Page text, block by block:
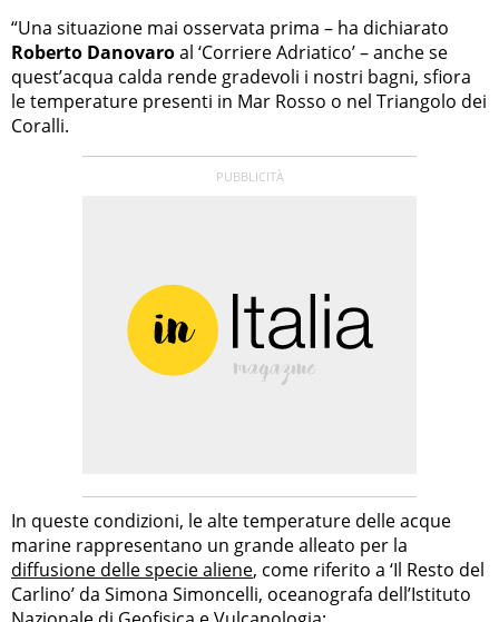
“Una situazione mai osservata prima – ha dichiarato
Roberto Danovaroal ‘Corriere Adriatico’ – anche se
quest’acqua calda rende gradevoli i nostri bagni, sfiora
le temperature presenti in Mar Rosso o nel Triangolo dei
Coralli.
In queste condizioni, le alte temperature delle acque
marine rappresentano un grande alleato per la
diffusione delle specie aliene, come riferito a ‘Il Resto del
Carlino’ da Simona Simoncelli, oceanografa dell’Istituto